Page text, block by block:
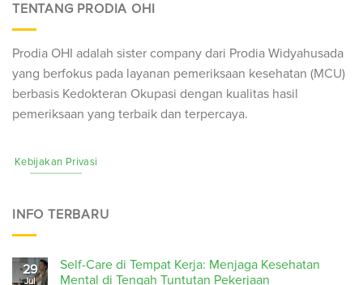
TENTANG PRODIA OHI
Prodia OHI adalah sister company dari Prodia Widyahusada
yang berfokus pada layanan pemeriksaan kesehatan (MCU)
berbasis Kedokteran Okupasi dengan kualitas hasil
pemeriksaan yang terbaik dan terpercaya.
Kebijakan Privasi
INFO TERBARU
29
Jul
Self-Care di Tempat Kerja: Menjaga Kesehatan
Mental di Tengah Tuntutan Pekerjaan